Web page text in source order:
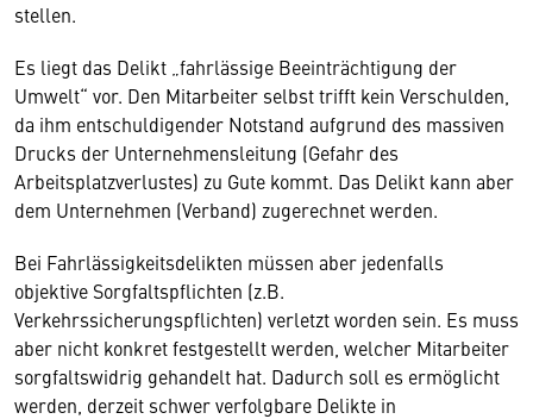
stellen.
Es liegt das Delikt „fahrlässige Beeinträchtigung der
Umwelt“ vor. Den Mitarbeiter selbst trifft kein Verschulden,
da ihm entschuldigender Notstand aufgrund des massiven
Drucks der Unternehmensleitung (Gefahr des
Arbeitsplatzverlustes) zu Gute kommt. Das Delikt kann aber
dem Unternehmen (Verband) zugerechnet werden.
Bei Fahrlässigkeitsdelikten müssen aber jedenfalls
objektive Sorgfaltspflichten (z.B.
Verkehrssicherungspflichten) verletzt worden sein. Es muss
aber nicht konkret festgestellt werden, welcher Mitarbeiter
sorgfaltswidrig gehandelt hat. Dadurch soll es ermöglicht
werden, derzeit schwer verfolgbare Delikte in